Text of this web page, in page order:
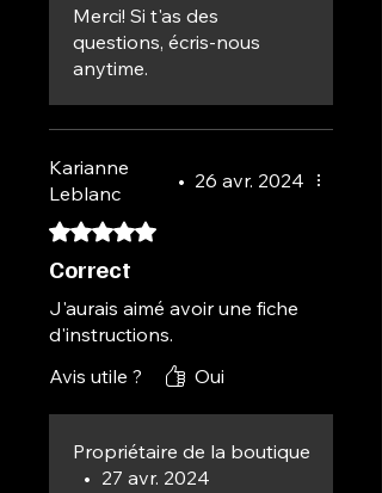
Merci! Si t'as des
questions, écris-nous
anytime.
Karianne
Leblanc
• 26 avr. 2024
Noté 5 sur 5.
Correct
J'aurais aimé avoir une fiche
d'instructions.
Avis utile ?
Oui
Propriétaire de la boutique
• 27 avr. 2024